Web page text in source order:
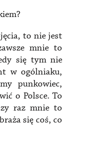
to nie jest
mnie to
się tym nie
w ogólniaku,
punkowiec,
o Polsce. To
raz mnie to
się coś, co